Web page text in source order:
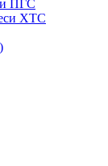
ПГС
ХТС